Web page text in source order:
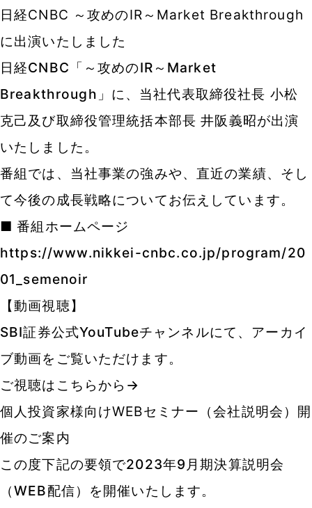
日経CNBC ～攻めのIR～Market Breakthrough
に出演いたしました
日経CNBC「～攻めのIR～Market
Breakthrough」に、当社代表取締役社長 小松
克己及び取締役管理統括本部長 井阪義昭が出演
いたしました。
番組では、当社事業の強みや、直近の業績、そし
て今後の成長戦略についてお伝えしています。
■ 番組ホームページ
https://www.nikkei-cnbc.co.jp/program/20
01_semenoir
【動画視聴】
SBI証券公式YouTubeチャンネルにて、アーカイ
ブ動画をご覧いただけます。
ご視聴はこちらから→
個人投資家様向けWEBセミナー（会社説明会）開
催のご案内
この度下記の要領で2023年9月期決算説明会
（WEB配信）を開催いたします。